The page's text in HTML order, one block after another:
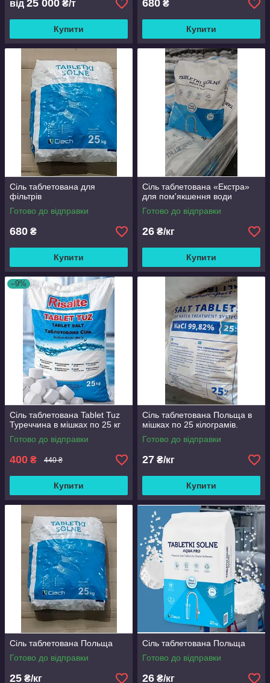
від 25 000 ₴/т
Купити
680 ₴
Купити
Сіль таблетована для
фільтрів
Готово до відправки
680 ₴
Купити
Сіль таблетована «Екстра»
для пом'якшення води
Готово до відправки
26 ₴/кг
Купити
–9%
Сіль таблетована Tablet Tuz
Туреччина в мішках по 25 кг
Готово до відправки
400 ₴ 440 ₴
Купити
Сіль таблетована Польща в
мішках по 25 кілограмів.
Готово до відправки
27 ₴/кг
Купити
Сіль таблетована Польща
Готово до відправки
25 ₴/кг
Сіль таблетована Польща
Готово до відправки
26 ₴/кг